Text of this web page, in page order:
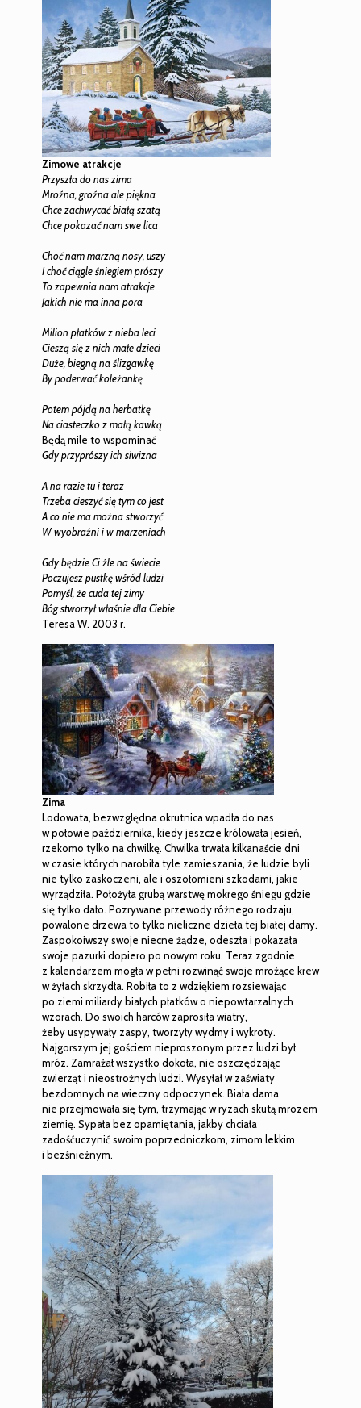
Zimowe atrakcje
Przyszła do nas zima
Mroźna, groźna ale piękna
Chce zachwycać białą szatą
Chce pokazać nam swe lica
Choć nam marzną nosy, uszy
I choć ciągle śniegiem prószy
To zapewnia nam atrakcje
Jakich nie ma inna pora
Milion płatków z nieba leci
Cieszą się z nich małe dzieci
Duże, biegną na ślizgawkę
By poderwać koleżankę
Potem pójdą na herbatkę
Na ciasteczko z małą kawką
Będą mile to wspominać
Gdy przyprószy ich siwizna
A na razie tu i teraz
Trzeba cieszyć się tym co jest
A co nie ma można stworzyć
W wyobraźni i w marzeniach
Gdy będzie Ci źle na świecie
Poczujesz pustkę wśród ludzi
Pomyśl, że cuda tej zimy
Bóg stworzył właśnie dla Ciebie
Teresa W. 2003 r.
Zima
Lodowata, bezwzględna okrutnica wpadła do nas
w połowie października, kiedy jeszcze królowała jesień,
rzekomo tylko na chwilkę. Chwilka trwała kilkanaście dni
w czasie których narobiła tyle zamieszania, że ludzie byli
nie tylko zaskoczeni, ale i oszołomieni szkodami, jakie
wyrządziła. Położyła grubą warstwę mokrego śniegu gdzie
się tylko dało. Pozrywane przewody różnego rodzaju,
powalone drzewa to tylko nieliczne dzieła tej białej damy.
Zaspokoiwszy swoje niecne żądze, odeszła i pokazała
swoje pazurki dopiero po nowym roku. Teraz zgodnie
z kalendarzem mogła w pełni rozwinąć swoje mrożące krew
w żyłach skrzydła. Robiła to z wdziękiem rozsiewając
po ziemi miliardy białych płatków o niepowtarzalnych
wzorach. Do swoich harców zaprosiła wiatry,
żeby usypywały zaspy, tworzyły wydmy i wykroty.
Najgorszym jej gościem nieproszonym przez ludzi był
mróz. Zamrażał wszystko dokoła, nie oszczędzając
zwierząt i nieostrożnych ludzi. Wysyłał w zaświaty
bezdomnych na wieczny odpoczynek. Biała dama
nie przejmowała się tym, trzymając w ryzach skutą mrozem
ziemię. Sypała bez opamiętania, jakby chciała
zadośćuczynić swoim poprzedniczkom, zimom lekkim
i bezśnieżnym.